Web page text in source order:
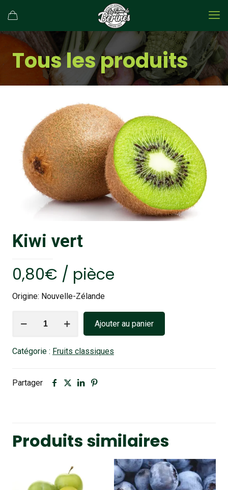
Tous les produits
Kiwi vert
0,80€ / pièce
Origine: Nouvelle-​Zélande
vert
Ajouter au panier
Catégorie : Fruits classiques
Partager
Produits similaires